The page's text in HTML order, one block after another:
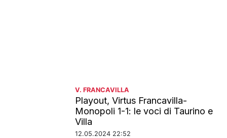
V. FRANCAVILLA
Playout, Virtus Francavilla-
Monopoli 1-1: le voci di Taurino e
Villa
12.05.2024 22:52